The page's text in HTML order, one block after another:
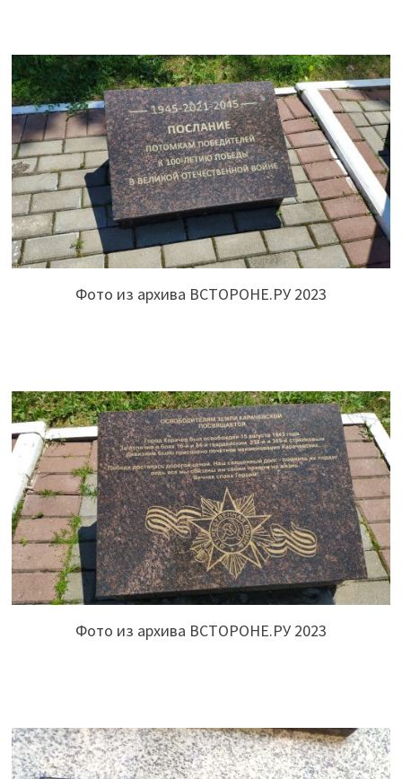
Фото из архива ВСТОРОНЕ.РУ 2023
Фото из архива ВСТОРОНЕ.РУ 2023